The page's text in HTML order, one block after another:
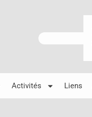
Activités Liens